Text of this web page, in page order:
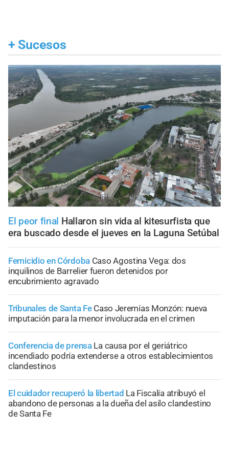
+ Sucesos
El peor final Hallaron sin vida al kitesurfista que
era buscado desde el jueves en la Laguna Setúbal
Femicidio en Córdoba Caso Agostina Vega: dos
inquilinos de Barrelier fueron detenidos por
encubrimiento agravado
Tribunales de Santa Fe Caso Jeremías Monzón: nueva
imputación para la menor involucrada en el crimen
Conferencia de prensa La causa por el geriátrico
incendiado podría extenderse a otros establecimientos
clandestinos
El cuidador recuperó la libertad La Fiscalía atribuyó el
abandono de personas a la dueña del asilo clandestino
de Santa Fe